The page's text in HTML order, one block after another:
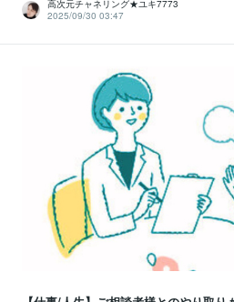
高次元チャネリング★ユキ7773
2025/09/30 03:47